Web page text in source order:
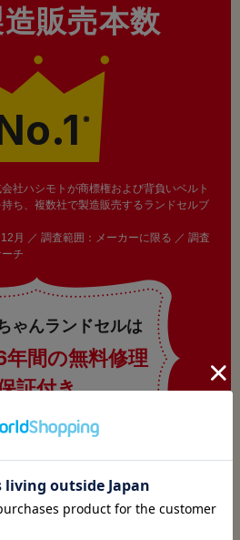
造販売本数
※
社ハシモトが商標権および背負いベルト
ち、複数社で製造販売するランドセルブ
月 ／ 調査範囲：メーカーに限る ／ 調査
チ
ゃんランドセルは
年間の無料修理
証付き